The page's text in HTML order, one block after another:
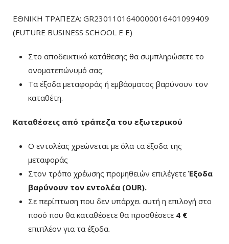
ΕΘΝΙΚΗ ΤΡΑΠΕΖΑ: GR2301101640000016401099409
(FUTURE BUSINESS SCHOOL E E)
Στο αποδεικτικό κατάθεσης θα συμπληρώσετε το
ονοματεπώνυμό σας.
Τα έξοδα μεταφοράς ή εμβάσματος βαρύνουν τον
καταθέτη.
Καταθέσεις από τράπεζα του εξωτερικού
Ο εντολέας χρεώνεται με όλα τα έξοδα της
μεταφοράς
Στον τρόπο χρέωσης προμηθειών επιλέγετε Έξοδα
βαρύνουν τον εντολέα (ΟUR).
Σε περίπτωση που δεν υπάρχει αυτή η επιλογή στο
ποσό που θα καταθέσετε θα προσθέσετε 4 €
επιπλέον για τα έξοδα.